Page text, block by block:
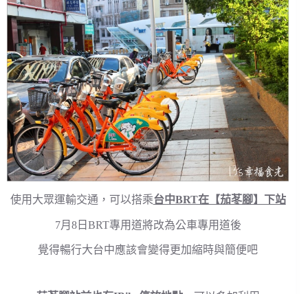
使用大眾運輸交通，可以搭乘台中BRT在【茄苳腳】下站
7月8日BRT專用道將改為公車專用道後
覺得暢行大台中應該會變得更加縮時與簡便吧